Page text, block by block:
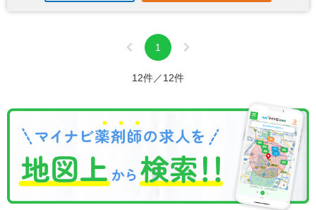
1
12件／12件